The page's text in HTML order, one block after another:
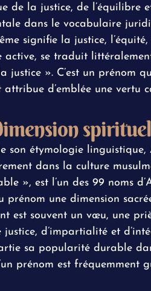
de la justice, de l’équilibre
dans le vocabulaire
signifie la justice,
active, se traduit
justice ». C’est un prénom
attribue d’emblée une vertu
son étymologie
dans la culture
», est l’un des 99 noms
prénom une dimension
est souvent un vœu, une
justice, d’impartialité et
sa popularité durable
prénom est fréquemment